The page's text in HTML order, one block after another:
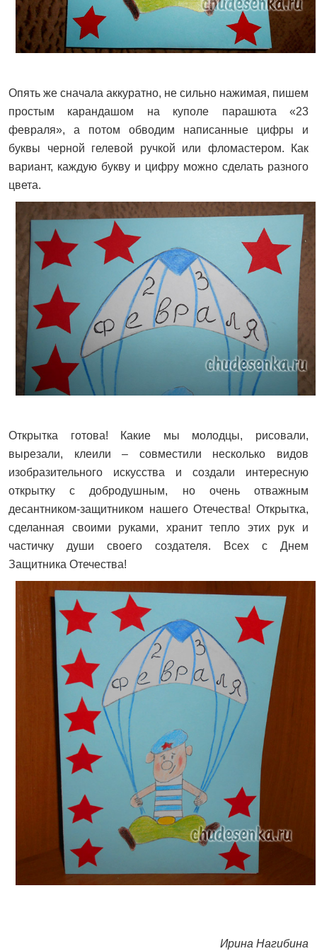
Опять же сначала аккуратно, не сильно нажимая, пишем
простым карандашом на куполе парашюта «23
февраля», а потом обводим написанные цифры и
буквы черной гелевой ручкой или фломастером. Как
вариант, каждую букву и цифру можно сделать разного
цвета.
Открытка готова! Какие мы молодцы, рисовали,
вырезали, клеили – совместили несколько видов
изобразительного искусства и создали интересную
открытку с добродушным, но очень отважным
десантником-защитником нашего Отечества! Открытка,
сделанная своими руками, хранит тепло этих рук и
частичку души своего создателя. Всех с Днем
Защитника Отечества!
Ирина Нагибина